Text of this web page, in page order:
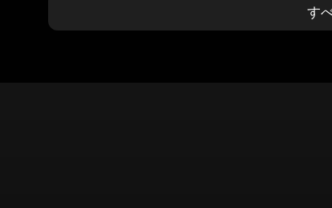
す